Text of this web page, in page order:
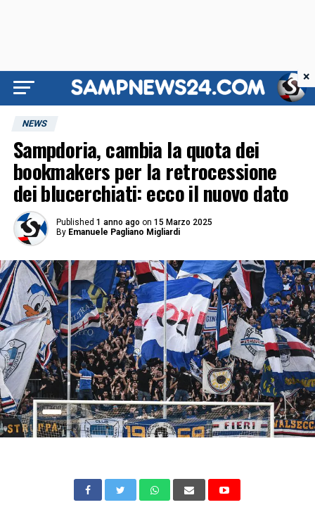
NEWS
Sampdoria, cambia la quota dei
bookmakers per la retrocessione
dei blucerchiati: ecco il nuovo dato
Published 1 anno ago on 15 Marzo 2025
By Emanuele Pagliano Migliardi
×